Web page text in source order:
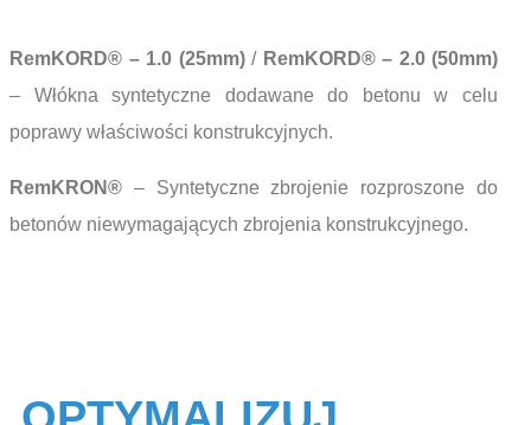
RemKORD® – 1.0 (25mm)/ RemKORD® – 2.0 (50mm)
– Włókna syntetyczne dodawane do betonu w celu
poprawy właściwości konstrukcyjnych.
RemKRON® – Syntetyczne zbrojenie rozproszone do
betonów niewymagających zbrojenia konstrukcyjnego.